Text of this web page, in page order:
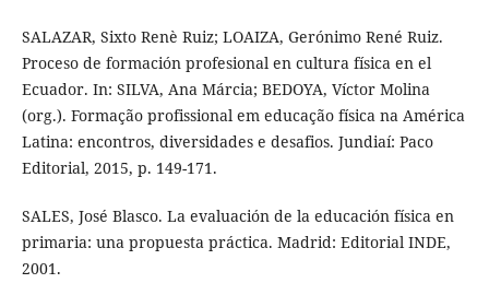
SALAZAR, Sixto Renè Ruiz; LOAIZA, Gerónimo René Ruiz.
Proceso de formación profesional en cultura física en el
Ecuador. In: SILVA, Ana Márcia; BEDOYA, Víctor Molina
(org.). Formação profissional em educação física na América
Latina: encontros, diversidades e desafios. Jundiaí: Paco
Editorial, 2015, p. 149-171.
SALES, José Blasco. La evaluación de la educación física en
primaria: una propuesta práctica. Madrid: Editorial INDE,
2001.